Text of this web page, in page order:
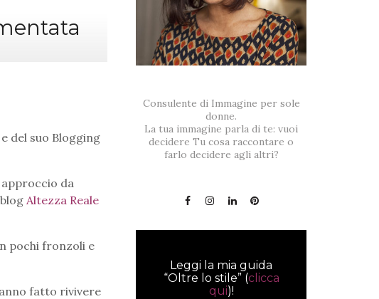
del suo Blogging
da
Altezza Reale
pochi fronzoli e
fatto rivivere
Consulente di Immagine per sole
donne.
La tua immagine parla di te: vuoi
decidere Tu cosa raccontare o
farlo decidere agli altri?
Leggi la mia guida
“Oltre lo stile” (clicca
qui)!